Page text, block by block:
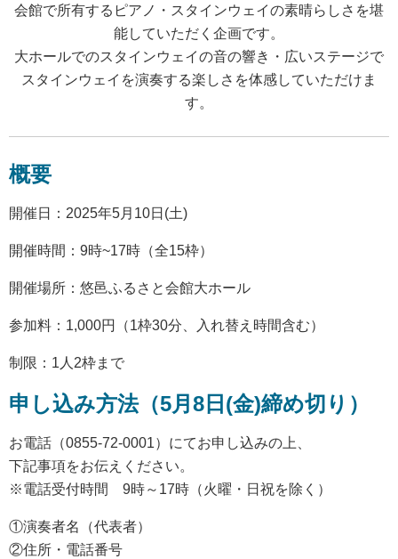
会館で所有するピアノ・スタインウェイの素晴らしさを堪
能していただく企画です。
大ホールでのスタインウェイの音の響き・広いステージで
スタインウェイを演奏する楽しさを体感していただけま
す。
概要
開催日：2025年5月10日(土)
開催時間：9時~17時（全15枠）
開催場所：悠邑ふるさと会館大ホール
参加料：1,000円（1枠30分、入れ替え時間含む）
制限：1人2枠まで
申し込み方法（5月8日(金)締め切り）
お電話（0855-72-0001）にてお申し込みの上、
下記事項をお伝えください。
※電話受付時間 9時～17時（火曜・日祝を除く）
①演奏者名（代表者）
②住所・電話番号